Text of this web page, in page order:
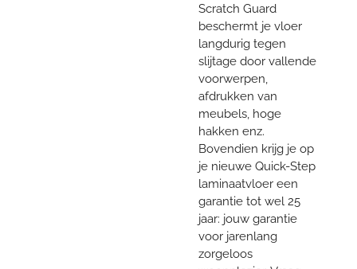
Scratch Guard
beschermt je vloer
langdurig tegen
slijtage door vallende
voorwerpen,
afdrukken van
meubels, hoge
hakken enz.
Bovendien krijg je op
je nieuwe Quick-Step
laminaatvloer een
garantie tot wel 25
jaar: jouw garantie
voor jarenlang
zorgeloos